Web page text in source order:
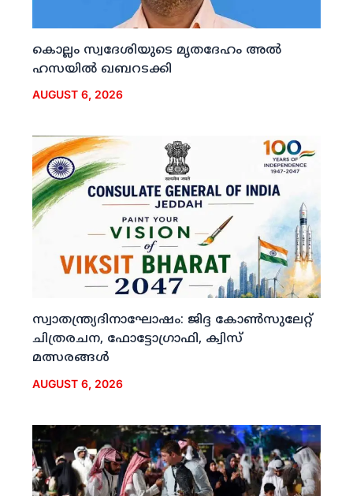
കൊല്ലം സ്വദേശിയുടെ മൃതദേഹം അല്‍
ഹസയില്‍ ഖബറടക്കി
AUGUST 6, 2026
സ്വാതന്ത്ര്യദിനാഘോഷം: ജിദ്ദ കോണ്‍സുലേറ്റ്
ചിത്രരചന, ഫോട്ടോഗ്രാഫി, ക്വിസ്
മത്സരങ്ങള്‍
AUGUST 6, 2026